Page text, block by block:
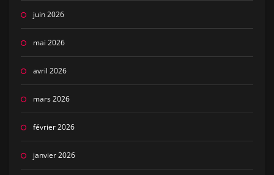
juin 2026
mai 2026
avril 2026
mars 2026
février 2026
janvier 2026